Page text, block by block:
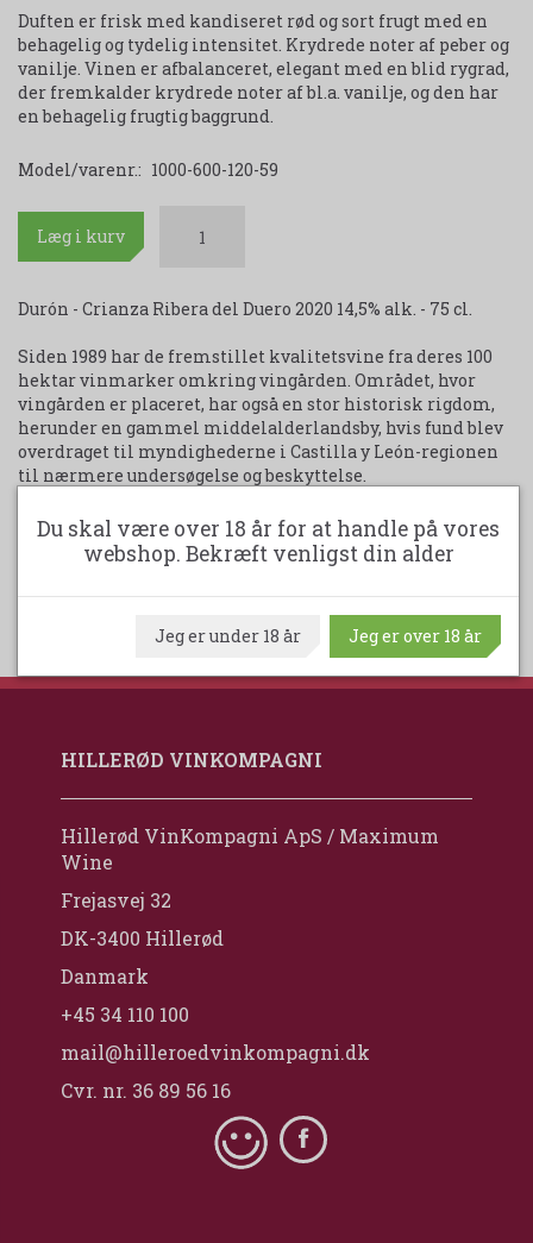
Duften er frisk med kandiseret rød og sort frugt med en
behagelig og tydelig intensitet. Krydrede noter af peber og
vanilje. Vinen er afbalanceret, elegant med en blid rygrad,
der fremkalder krydrede noter af bl.a. vanilje, og den har
en behagelig frugtig baggrund.
Model/varenr.: 1000-600-120-59
Læg i kurv
Durón - Crianza Ribera del Duero 2020 14,5% alk. - 75 cl.
Siden 1989 har de fremstillet kvalitetsvine fra deres 100
hektar vinmarker omkring vingården. Området, hvor
vingården er placeret, har også en stor historisk rigdom,
herunder en gammel middelalderlandsby, hvis fund blev
overdraget til myndighederne i Castilla y León-regionen
til nærmere undersøgelse og beskyttelse.
Udskriv produktark
HILLERØD VINKOMPAGNI
Hillerød VinKompagni ApS / Maximum
Wine
Frejasvej 32
DK-3400 Hillerød
Danmark
+45 34 110 100
mail@hilleroedvinkompagni.dk
Cvr. nr. 36 89 56 16
Du skal være over 18 år for at handle på vores
webshop. Bekræft venligst din alder
Jeg er under 18 år Jeg er over 18 år